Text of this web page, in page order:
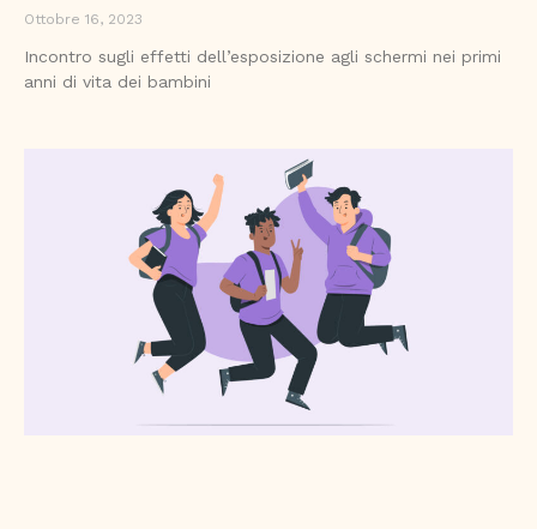
Ottobre 16, 2023
Incontro sugli effetti dell’esposizione agli schermi nei primi
anni di vita dei bambini